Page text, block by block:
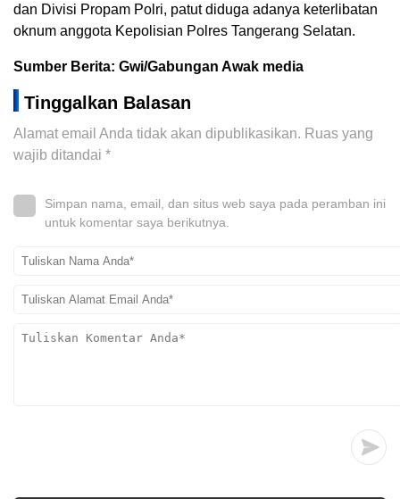
dan Divisi Propam Polri, patut diduga adanya keterlibatan
oknum anggota Kepolisian Polres Tangerang Selatan.
Sumber Berita: Gwi/Gabungan Awak media
Tinggalkan Balasan
Alamat email Anda tidak akan dipublikasikan. Ruas yang
wajib ditandai *
Simpan nama, email, dan situs web saya pada peramban ini
untuk komentar saya berikutnya.